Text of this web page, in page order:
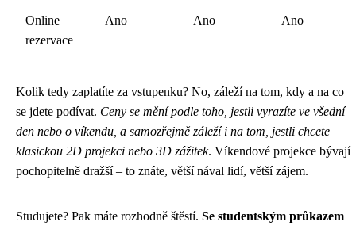
Online
rezervace
Ano Ano Ano
Kolik tedy zaplatíte za vstupenku? No, záleží na tom, kdy a na co
se jdete podívat. Ceny se mění podle toho, jestli vyrazíte ve všední
den nebo o víkendu, a samozřejmě záleží i na tom, jestli chcete
klasickou 2D projekci nebo 3D zážitek. Víkendové projekce bývají
pochopitelně dražší – to znáte, větší nával lidí, větší zájem.
Studujete? Pak máte rozhodně štěstí. Se studentským průkazem